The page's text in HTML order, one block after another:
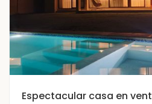
Espectacular casa en